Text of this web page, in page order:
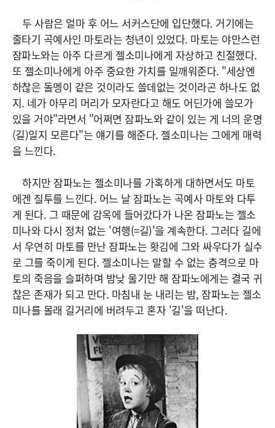
두 사람은 얼마 후 어느 서커스단에 입단했다. 거기에는
줄타기 곡예사인 마토라는 청년이 있었다. 마토는 야만스런
잠파노와는 아주 다르게 젤소미나에게 자상하고 친절했다.
또 젤소미나에게 아주 중요한 가치를 일깨워준다. "세상엔
하찮은 돌멩이 같은 것이라도 쓸데없는 것이라곤 하나도 없
지. 네가 아무리 머리가 모자란다고 해도 어딘가에 쓸모가
있을 거야"라면서 "어쩌면 잠파노와 같이 있는 게 너의 운명
(길)일지 모른다"는 얘기를 해준다. 젤소미나는 그에게 매력
을 느낀다.
하지만 잠파노는 젤소미나를 가혹하게 대하면서도 마토
에겐 질투를 느낀다. 어느 날 잠파노는 곡예사 마토와 다투
게 된다. 그 때문에 감옥에 들어갔다가 나온 잠파노는 젤소
미나와 다시 정처 없는 '여행(=길)'을 계속한다. 그러다 길에
서 우연히 마토를 만난 잠파노는 홧김에 그와 싸우다가 실수
로 그를 죽이게 된다. 젤소미나는 말할 수 없는 충격으로 마
토의 죽음을 슬퍼하며 밤낮 울기만 해 잠파노에게는 결국 귀
찮은 존재가 되고 만다. 마침내 눈 내리는 밤, 잠파노는 젤소
미나를 몰래 길거리에 버려두고 혼자 '길'을 떠난다.